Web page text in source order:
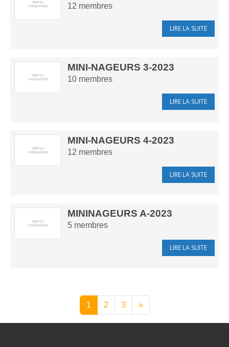
12 membres
LIRE LA SUITE
MINI-NAGEURS 3-2023
10 membres
LIRE LA SUITE
MINI-NAGEURS 4-2023
12 membres
LIRE LA SUITE
MININAGEURS A-2023
5 membres
LIRE LA SUITE
1 2 3 »